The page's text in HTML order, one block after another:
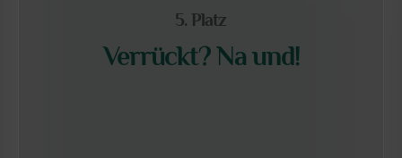
5. Platz
Verrückt? Na und!